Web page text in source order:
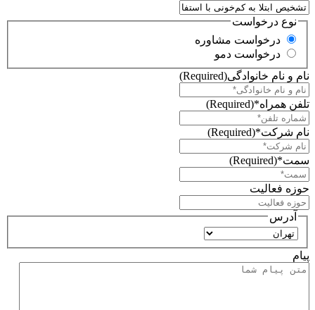
نوع درخواست
درخواست مشاوره
درخواست دمو
نام و نام خانوادگی(Required)
تلفن همراه*(Required)
نام شرکت*(Required)
سمت*(Required)
حوزه فعالیت
آدرس
استان
پیام